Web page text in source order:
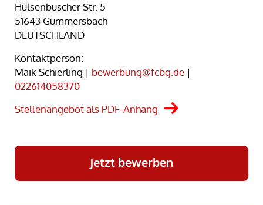
Hülsenbuscher Str. 5
51643 Gummersbach
DEUTSCHLAND
Kontaktperson:
Maik Schierling | bewerbung@fcbg.de |
022614058370
Stellenangebot als PDF-Anhang
Jetzt bewerben